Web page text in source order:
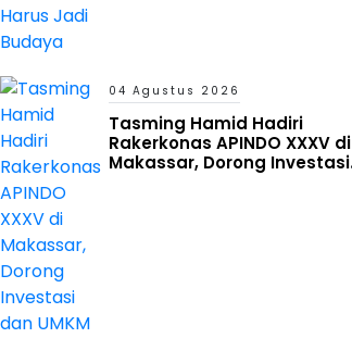
04 Agustus 2026
Tasming Hamid Hadiri
Rakerkonas APINDO XXXV di
Makassar, Dorong Investasi